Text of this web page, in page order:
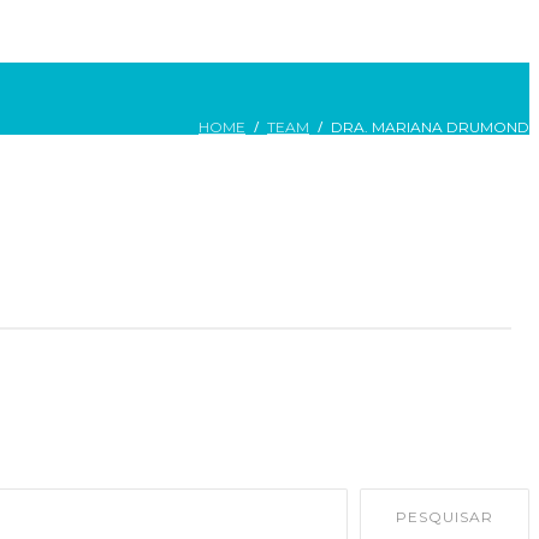
HOME TEAM DRA. MARIANA DRUMOND
PESQUISAR